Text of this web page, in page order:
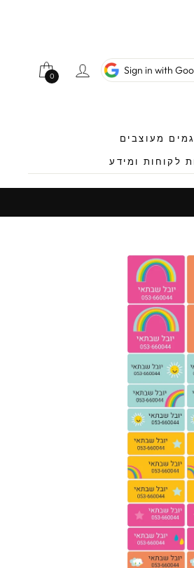
Sign in with כניסה
0
0
מעוצבים
לקוחות ומידע